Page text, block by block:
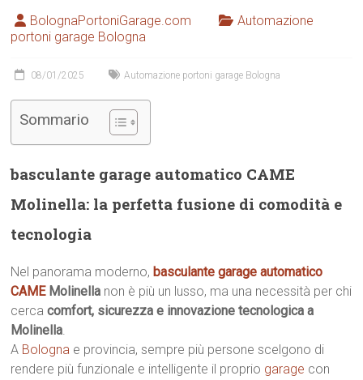
BolognaPortoniGarage.com
Automazione
portoni garage Bologna
08/01/2025 Automazione portoni garage Bologna
Sommario
basculante garage automatico CAME
Molinella: la perfetta fusione di comodità e
tecnologia
Nel panorama moderno,basculante garage automatico
CAMEMolinella non è più un lusso, ma una necessità per chi
cercacomfort, sicurezza e innovazione tecnologica a
Molinella.
A Bologna e provincia, sempre più persone scelgono di
rendere più funzionale e intelligente il proprio garage con